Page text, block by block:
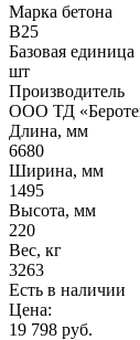
Марка бетона
B25
Базовая единица
шт
Производитель
ООО ТД
Длина, мм
6680
Ширина, мм
1495
Высота, мм
220
Вес, кг
3263
Есть в наличии
Цена:
19 798 руб.